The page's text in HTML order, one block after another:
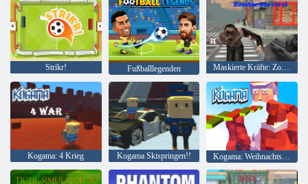
Strikr! Fußballlegenden Maskierte Kräfte: Zombie-Überleben
Kogama: 4 Krieg Kogama Skispringen!! Kogama: Weihnachtsparkour